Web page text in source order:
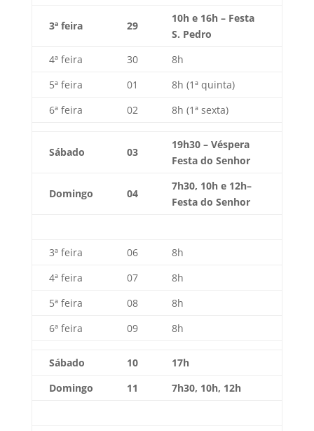
3ª feira 29
10h e 16h – Festa
S. Pedro
4ª feira
30
8h
5ª feira
01
8h (1ª quinta)
6ª feira
02 8h (1ª sexta)
Sábado 03
19h30 – Véspera
Festa do Senhor
Domingo 04
7h30, 10h e 12h–
Festa do Senhor
3ª feira 06
8h
4ª feira
07
8h
5ª feira
08
8h
6ª feira
09 8h
Sábado 10
17h
Domingo
11 7h30, 10h, 12h